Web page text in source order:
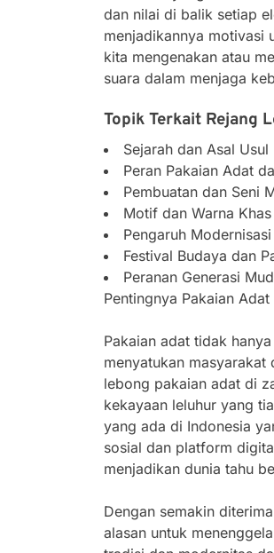
dan nilai di balik setiap
menjadikannya motivasi
kita mengenakan atau
suara dalam menjaga
Topik Terkait Rejang
Sejarah dan Asal
Peran Pakaian Adat
Pembuatan dan Seni
Motif dan Warna
Pengaruh
Festival Budaya dan
Peranan Generasi
Pentingnya Pakaian
Pakaian adat tidak
menyatukan masyarakat
lebong pakaian adat di
kekayaan leluhur yang
yang ada di Indonesia
sosial dan platform
menjadikan dunia tahu
Dengan semakin
alasan untuk